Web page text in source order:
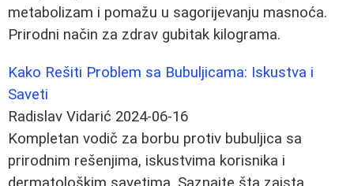
metabolizam i pomažu u sagorijevanju masnoća.
Prirodni način za zdrav gubitak kilograma.
Kako Rešiti Problem sa Bubuljicama: Iskustva i
Saveti
Radislav Vidarić 2024-06-16
Kompletan vodič za borbu protiv bubuljica sa
prirodnim rešenjima, iskustvima korisnika i